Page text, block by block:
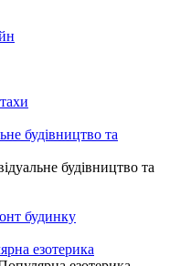
будівництво та
будівництво та
будинку
езотерика